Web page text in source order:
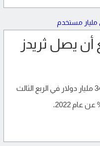
أن يصل ثريدز
أعلنت شركة ميتا عن إيرادات تجاوزت 34 مليار دولار في الربع الثالث